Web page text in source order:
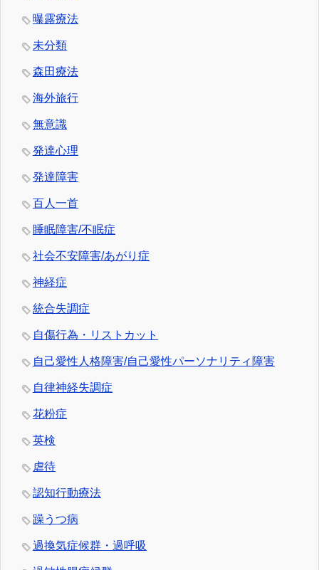
曝露療法
未分類
森田療法
海外旅行
無意識
発達心理
発達障害
百人一首
睡眠障害/不眠症
社会不安障害/あがり症
神経症
統合失調症
自傷行為・リストカット
自己愛性人格障害/自己愛性パーソナリティ障害
自律神経失調症
花粉症
英検
虐待
認知行動療法
躁うつ病
過換気症候群・過呼吸